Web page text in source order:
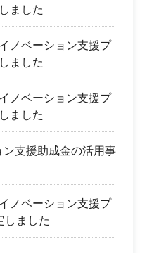
ました
ノベーション支援プ
ました
ノベーション支援プ
ました
ン支援助成金の活用事
ノベーション支援プ
しました